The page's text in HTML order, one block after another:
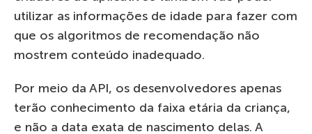
utilizar as informações de idade para fazer com
que os algoritmos de recomendação não
mostrem conteúdo inadequado.
Por meio da API, os desenvolvedores apenas
terão conhecimento da faixa etária da criança,
e não a data exata de nascimento delas. A